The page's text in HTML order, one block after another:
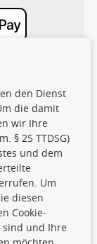
den Dienst
die damit
wir Ihre
§ 25 TTDSG)
und dem
Um
diesen
Cookie-
sind und Ihre